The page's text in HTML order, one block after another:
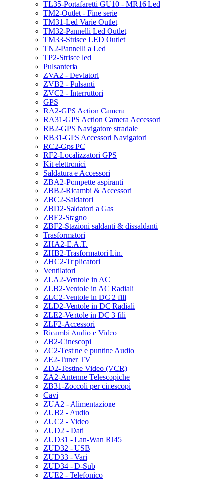
TL35-Portafaretti GU10 - MR16 Led
TM2-Outlet - Fine serie
TM31-Led Varie Outlet
TM32-Pannelli Led Outlet
TM33-Strisce LED Outlet
TN2-Pannelli a Led
TP2-Strisce led
Pulsanteria
ZVA2 - Deviatori
ZVB2 - Pulsanti
ZVC2 - Interruttori
GPS
RA2-GPS Action Camera
RA31-GPS Action Camera Accessori
RB2-GPS Navigatore stradale
RB31-GPS Accessori Navigatori
RC2-Gps PC
RF2-Localizzatori GPS
Kit elettronici
Saldatura e Accessori
ZBA2-Pompette aspiranti
ZBB2-Ricambi & Accessori
ZBC2-Saldatori
ZBD2-Saldatori a Gas
ZBE2-Stagno
ZBF2-Stazioni saldanti & dissaldanti
Trasformatori
ZHA2-E.A.T.
ZHB2-Trasformatori Lin.
ZHC2-Triplicatori
Ventilatori
ZLA2-Ventole in AC
ZLB2-Ventole in AC Radiali
ZLC2-Ventole in DC 2 fili
ZLD2-Ventole in DC Radiali
ZLE2-Ventole in DC 3 fili
ZLF2-Accessori
Ricambi Audio e Video
ZB2-Cinescopi
ZC2-Testine e puntine Audio
ZE2-Tuner TV
ZD2-Testine Video (VCR)
ZA2-Antenne Telescopiche
ZB31-Zoccoli per cinescopi
Cavi
ZUA2 - Alimentazione
ZUB2 - Audio
ZUC2 - Video
ZUD2 - Dati
ZUD31 - Lan-Wan RJ45
ZUD32 - USB
ZUD33 - Vari
ZUD34 - D-Sub
ZUE2 - Telefonico